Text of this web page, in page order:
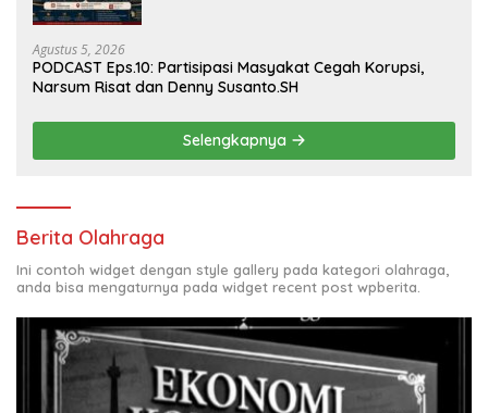
Agustus 5, 2026
PODCAST Eps.10: Partisipasi Masyakat Cegah Korupsi,
Narsum Risat dan Denny Susanto.SH
Selengkapnya
Berita Olahraga
Ini contoh widget dengan style gallery pada kategori olahraga,
anda bisa mengaturnya pada widget recent post wpberita.